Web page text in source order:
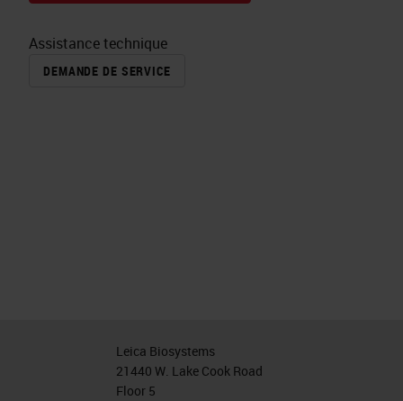
Assistance technique
DEMANDE DE SERVICE
Leica Biosystems
21440 W. Lake Cook Road
Floor 5